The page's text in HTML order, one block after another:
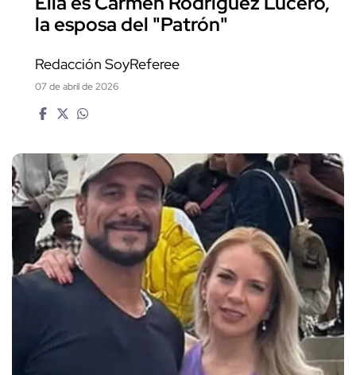
la esposa del "Patrón"
Redacción SoyReferee
07 de abril de 2026